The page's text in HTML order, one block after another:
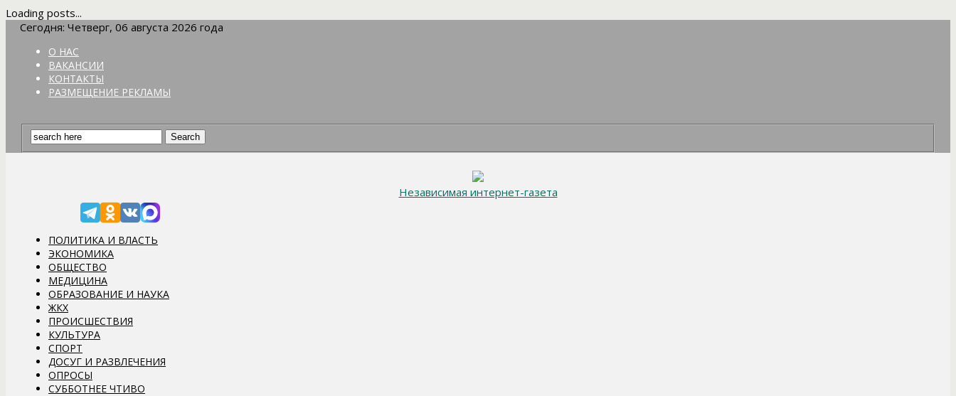
Loading posts...
Сегодня: Четверг, 06 августа 2026 года
О НАС
ВАКАНСИИ
КОНТАКТЫ
РАЗМЕЩЕНИЕ РЕКЛАМЫ
Независимая интернет-газета
ПОЛИТИКА И ВЛАСТЬ
ЭКОНОМИКА
ОБЩЕСТВО
МЕДИЦИНА
ОБРАЗОВАНИЕ И НАУКА
ЖКХ
ПРОИСШЕСТВИЯ
КУЛЬТУРА
СПОРТ
ДОСУГ И РАЗВЛЕЧЕНИЯ
ОПРОСЫ
СУББОТНЕЕ ЧТИВО